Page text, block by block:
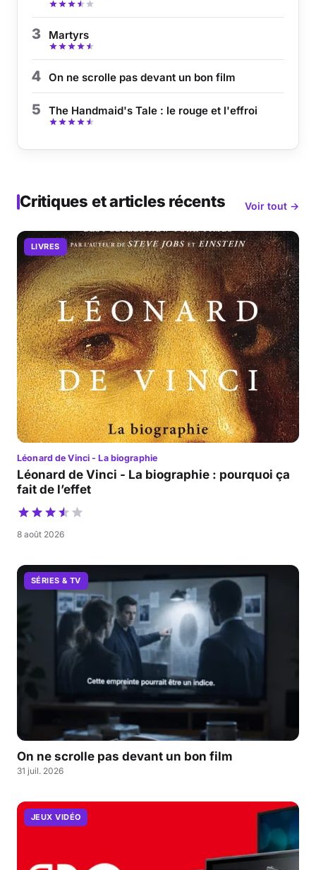
3 Martyrs
4 On ne scrolle pas devant un bon film
5 The Handmaid's Tale : le rouge et l'effroi
Critiques et articles récents Voir tout →
LIVRES
Léonard de Vinci - La biographie
Léonard de Vinci - La biographie : pourquoi ça
fait de l’effet
8 août 2026
SÉRIES & TV
On ne scrolle pas devant un bon film
31 juil. 2026
JEUX VIDÉO